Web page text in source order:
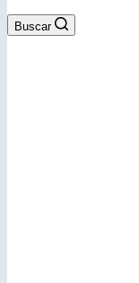
Buscar